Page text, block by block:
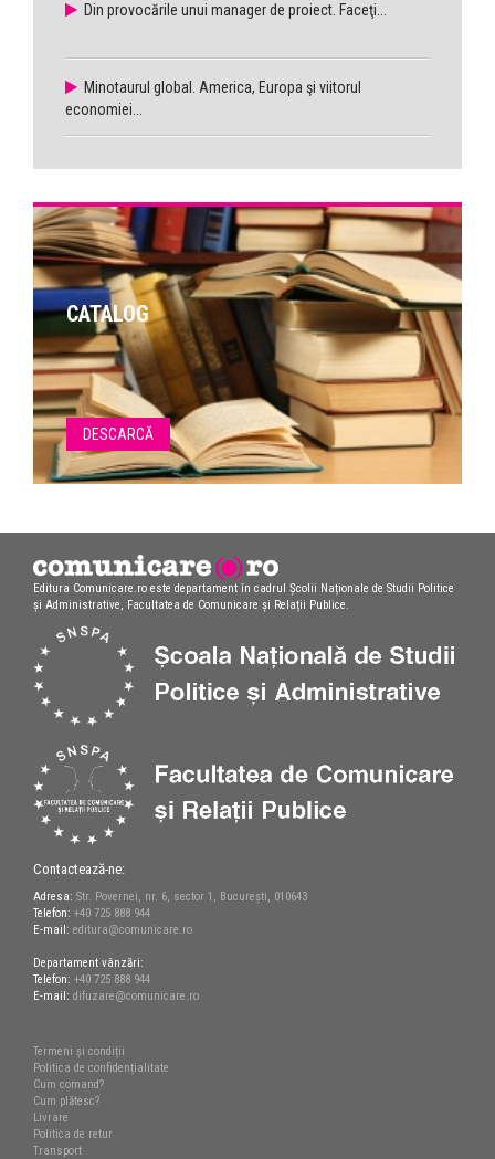
Din provocările unui manager de proiect. Faceţi...
Minotaurul global. America, Europa şi viitorul
economiei...
CATALOG
DESCARCĂ
Editura Comunicare.ro este departament în cadrul Școlii Naționale de Studii Politice
și Administrative, Facultatea de Comunicare și Relații Publice.
Contactează-ne:
Adresa: Str. Povernei, nr. 6, sector 1, București, 010643
Telefon: +40 725 888 944
E-mail: editura@comunicare.ro
Departament vânzări:
Telefon: +40 725 888 944
E-mail: difuzare@comunicare.ro
Termeni și condiții
Politica de confidențialitate
Cum comand?
Cum plătesc?
Livrare
Politica de retur
Transport